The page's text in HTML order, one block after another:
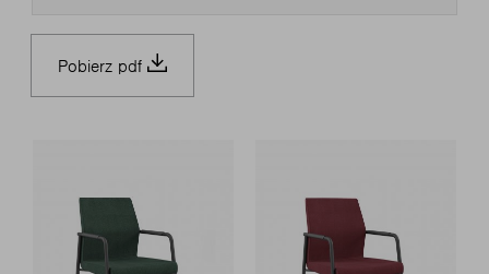
Pobierz pdf